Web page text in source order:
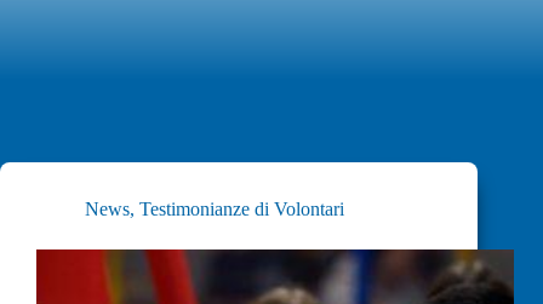
News, Testimonianze di Volontari